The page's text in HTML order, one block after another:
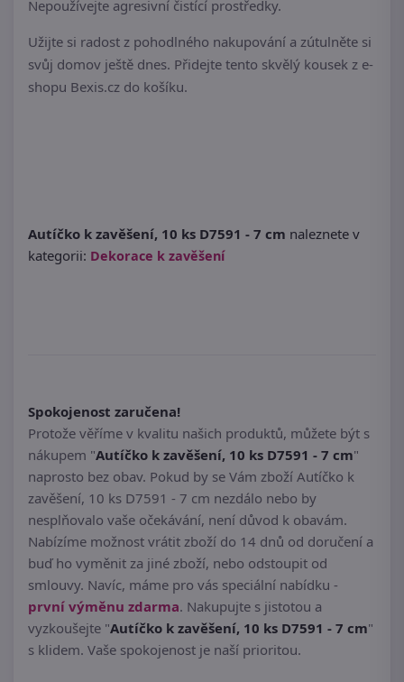
Nepoužívejte agresivní čistící prostředky.
Užijte si radost z pohodlného nakupování a zútulněte si
svůj domov ještě dnes. Přidejte tento skvělý kousek z e-
shopu Bexis.cz do košíku.
Autíčko k zavěšení, 10 ks D7591 - 7 cm naleznete v
kategorii: Dekorace k zavěšení
Spokojenost zaručena!
Protože věříme v kvalitu našich produktů, můžete být s
nákupem "Autíčko k zavěšení, 10 ks D7591 - 7 cm"
naprosto bez obav. Pokud by se Vám zboží Autíčko k
zavěšení, 10 ks D7591 - 7 cm nezdálo nebo by
nesplňovalo vaše očekávání, není důvod k obavám.
Nabízíme možnost vrátit zboží do 14 dnů od doručení a
buď ho vyměnit za jiné zboží, nebo odstoupit od
smlouvy. Navíc, máme pro vás speciální nabídku -
první výměnu zdarma. Nakupujte s jistotou a
vyzkoušejte "Autíčko k zavěšení, 10 ks D7591 - 7 cm"
s klidem. Vaše spokojenost je naší prioritou.